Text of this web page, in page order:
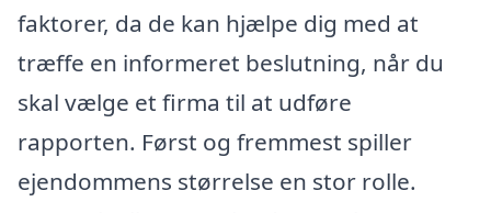
faktorer, da de kan hjælpe dig med at
træffe en informeret beslutning, når du
skal vælge et firma til at udføre
rapporten. Først og fremmest spiller
ejendommens størrelse en stor rolle.